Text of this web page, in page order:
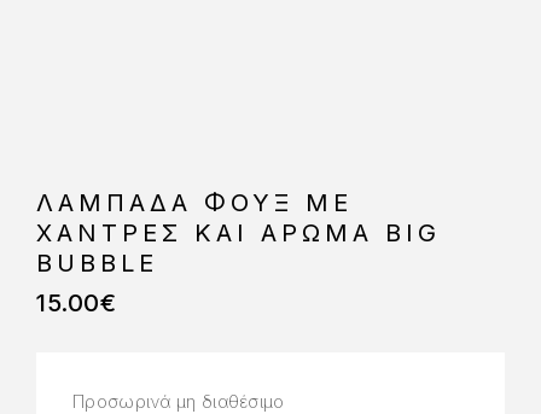
ΛΑΜΠΑΔΑ ΦΟΥΞ ΜΕ
ΧΑΝΤΡΕΣ ΚΑΙ ΑΡΩΜΑ BIG
BUBBLE
15.00€
Προσωρινά μη διαθέσιμο